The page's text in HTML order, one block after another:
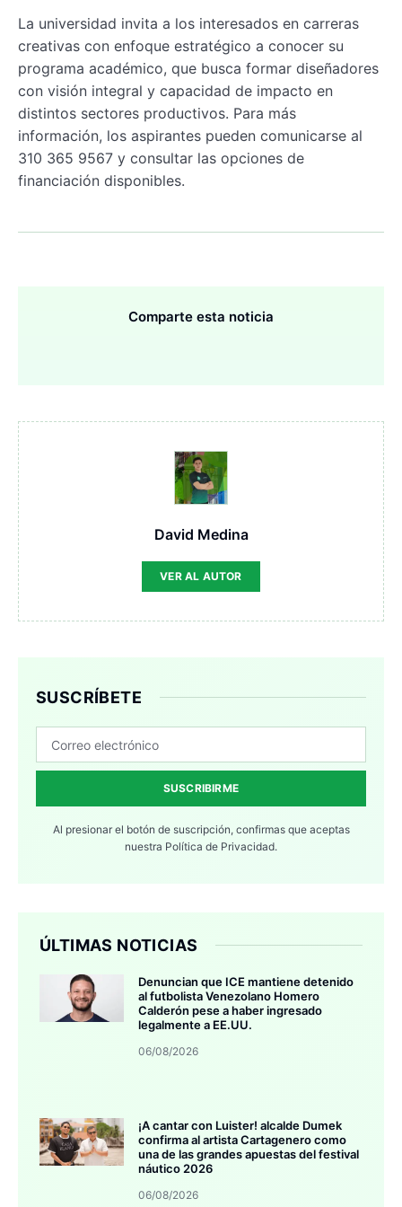
La universidad invita a los interesados en carreras
creativas con enfoque estratégico a conocer su
programa académico, que busca formar diseñadores
con visión integral y capacidad de impacto en
distintos sectores productivos. Para más
información, los aspirantes pueden comunicarse al
310 365 9567 y consultar las opciones de
financiación disponibles.
Comparte esta noticia
David Medina
VER AL AUTOR
SUSCRÍBETE
SUSCRIBIRME
Al presionar el botón de suscripción, confirmas que aceptas
nuestra Política de Privacidad.
ÚLTIMAS NOTICIAS
Denuncian que ICE mantiene detenido
al futbolista Venezolano Homero
Calderón pese a haber ingresado
legalmente a EE.UU.
06/08/2026
¡A cantar con Luister! alcalde Dumek
confirma al artista Cartagenero como
una de las grandes apuestas del festival
náutico 2026
06/08/2026